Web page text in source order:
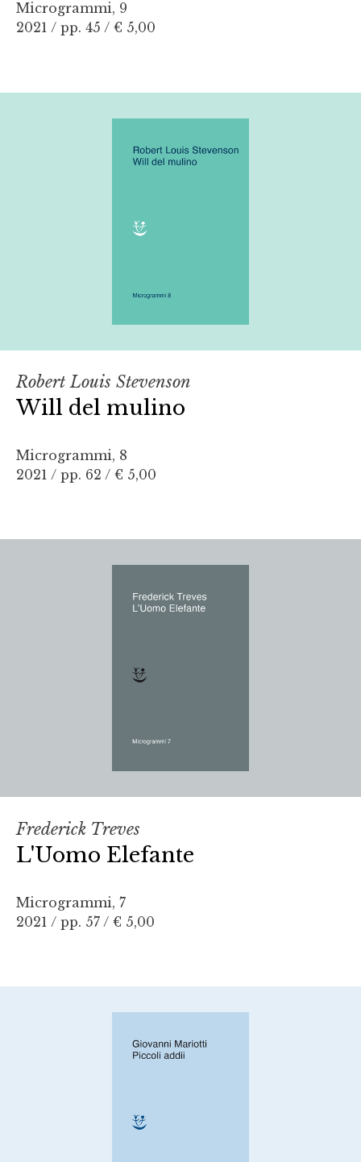
Microgrammi, 9
2021 / pp. 45 / € 5,00
Robert Louis Stevenson
Will del mulino
Microgrammi, 8
2021 / pp. 62 / € 5,00
Frederick Treves
L'Uomo Elefante
Microgrammi, 7
2021 / pp. 57 / € 5,00